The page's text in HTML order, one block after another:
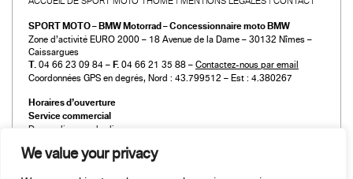
We value your privacy
SPORT MOTO – BMW Motorrad – Concessionnaire moto BMW
Zone d’activité EURO 2000 – 18 Avenue de la Dame – 30132 Nîmes –
Caissargues
T. 04 66 23 09 84 – F. 04 66 21 35 88 – Contactez-nous par email
Coordonnées GPS en degrés, Nord : 43.799512 – Est : 4.380267
Horaires d’ouverture
Service commercial
Du mardi au vendredi :
Le samedi :